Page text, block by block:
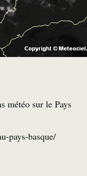
météo sur le Pays
pays-basque/